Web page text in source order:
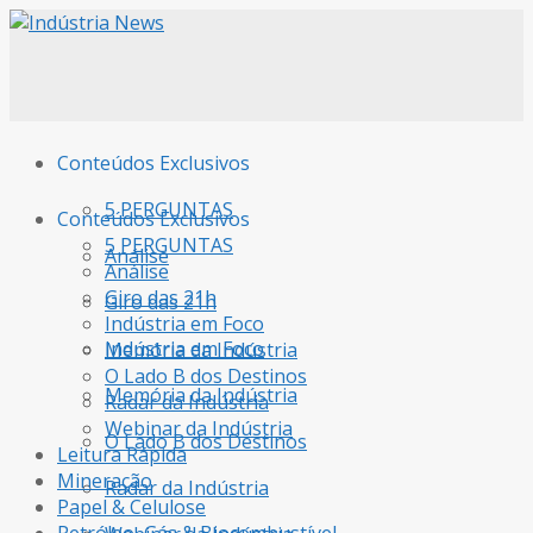
Conteúdos Exclusivos
5 PERGUNTAS
Análise
Giro das 21h
Indústria em Foco
Memória da Indústria
O Lado B dos Destinos
Radar da Indústria
Conteúdos Exclusivos
5 PERGUNTAS
Análise
Giro das 21h
Indústria em Foco
Memória da Indústria
O Lado B dos Destinos
Radar da Indústria
Webinar da Indústria
Leitura Rápida
Mineração
Papel & Celulose